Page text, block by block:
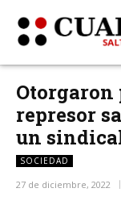
represor
un
SOCIEDAD
27 de diciembre, 2022